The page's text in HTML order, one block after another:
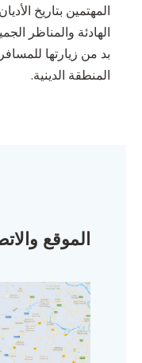
المهتمين بتاريخ
الهادئة والمناظر
بد من زيارتها
المنطقة الدينية.
الموقع